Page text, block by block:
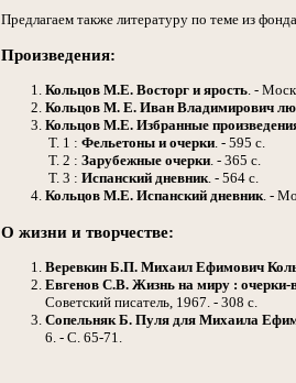
Предлагаем также литературу по теме из
Произведения:
Кольцов М.Е. Восторг и ярость. -
Кольцов М. Е. Иван Владимирович
Кольцов М.Е. Избранные
Т. 1 : Фельетоны и очерки. - 595 с.
Т. 2 : Зарубежные очерки. - 365 с.
Т. 3 : Испанский дневник. - 564 с.
Кольцов М.Е. Испанский дневник. -
О жизни и творчестве:
Веревкин Б.П. Михаил Ефимович
Евгенов С.В. Жизнь на миру : очерки-
Советский писатель, 1967. - 308 с.
Сопельняк Б. Пуля для Михаила
6. - С. 65-71.